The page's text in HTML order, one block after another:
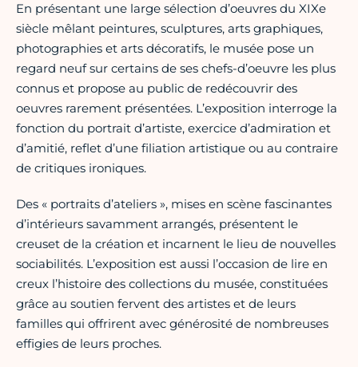
En présentant une large sélection d’oeuvres du XIXe
siècle mêlant peintures, sculptures, arts graphiques,
photographies et arts décoratifs, le musée pose un
regard neuf sur certains de ses chefs-d’oeuvre les plus
connus et propose au public de redécouvrir des
oeuvres rarement présentées. L’exposition interroge la
fonction du portrait d’artiste, exercice d’admiration et
d’amitié, reflet d’une filiation artistique ou au contraire
de critiques ironiques.
Des « portraits d’ateliers », mises en scène fascinantes
d’intérieurs savamment arrangés, présentent le
creuset de la création et incarnent le lieu de nouvelles
sociabilités. L’exposition est aussi l’occasion de lire en
creux l’histoire des collections du musée, constituées
grâce au soutien fervent des artistes et de leurs
familles qui offrirent avec générosité de nombreuses
effigies de leurs proches.